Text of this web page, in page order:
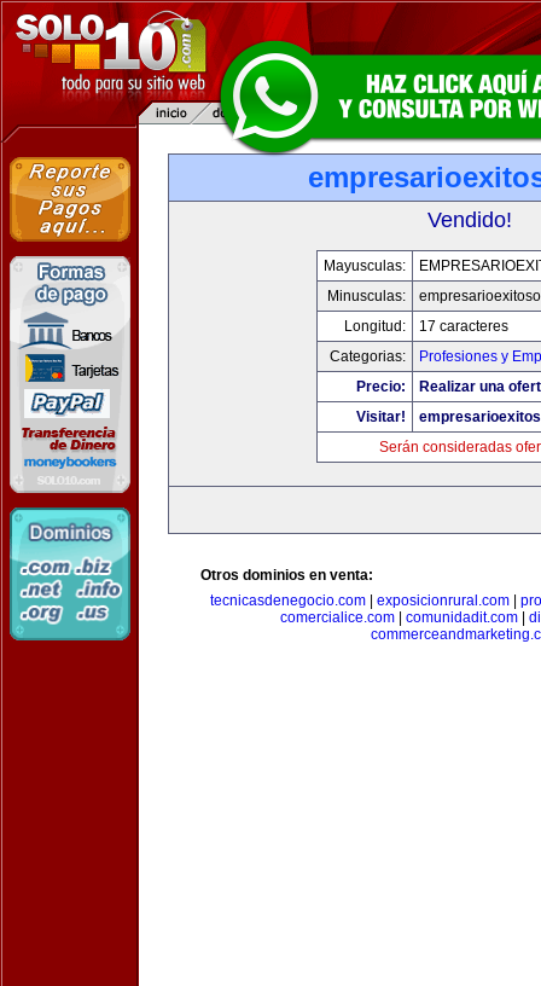
Vendido!
Mayusculas:
Minusculas:
Longitud:
17 caracteres
Categorias:
Profesiones y
Precio:
Realizar una
Visitar!
Serán consideradas
Otros dominios en venta:
tecnicasdenegocio.com
exposicionrural.com
comercialice.com| comunidadit.com|